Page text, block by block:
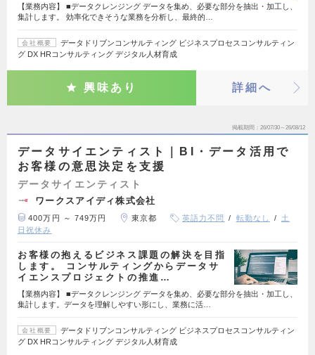
【業務内容】 ■データクレンジング データを集め、必要な部分を抽出・加工し、
集計します。 効率化できそうな業務を分析し、最終的…
会社概要
データドリブンコンサルティング ビジネスプロセスコンサルティン
グ DX HRコンサルティング デジタル人材育成
興味あり 詳細へ
掲載期間 26/07/30～26/08/12
データサイエンティスト｜BI・データ活用で
お客様の意思決定を支援
データサイエンティスト
ワークスアイディ株式会社
400万円 ～ 749万円 東京都 英語力不問 転勤なし
土
日祝休み
お客様の抱えるビジネス課題の解決を目指
します。 コンサルティングからデータサ
イエンスプロジェクトの推進…
【業務内容】 ■データクレンジング データを集め、必要な部分を抽出・加工し、
集計します。データを理解しやすい形にし、業務に活…
会社概要
データドリブンコンサルティング ビジネスプロセスコンサルティン
グ DX HRコンサルティング デジタル人材育成